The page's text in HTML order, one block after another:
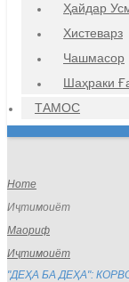
Ҳайдар
Хистеварз
Чашмасор
Шаҳраки
ТАМОС
Home
Иҷтимоиёт
Маориф
Иҷтимоиёт
"ДЕҲА БА ДЕҲА":